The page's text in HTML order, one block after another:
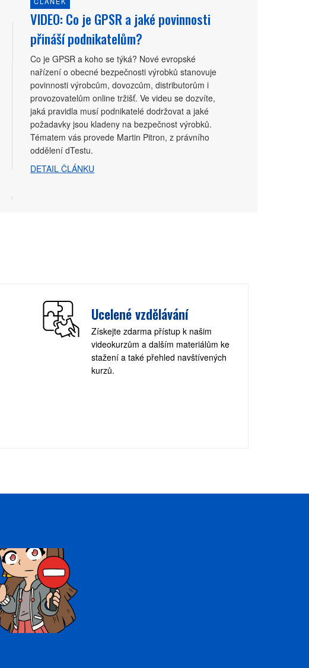
VIDEO: Co je GPSR a jaké povinnosti
přináší podnikatelům?
Co je GPSR a koho se týká? Nové evropské
nařízení o obecné bezpečnosti výrobků stanovuje
povinnosti výrobcům, dovozcům, distributorům i
provozovatelům online tržišť. Ve videu se dozvíte,
jaká pravidla musí podnikatelé dodržovat a jaké
požadavky jsou kladeny na bezpečnost výrobků.
Tématem vás provede Martin Pitron, z právního
oddělení dTestu.
DETAIL ČLÁNKU
Ucelené vzdělávání
Získejte zdarma přístup k našim
videokurzům a dalším materiálům ke
stažení a také přehled navštívených
kurzů.